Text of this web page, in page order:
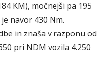
KM), močnejši pa 195
navor 430 Nm.
in znaša v razponu od
pri NDM vozila 4.250